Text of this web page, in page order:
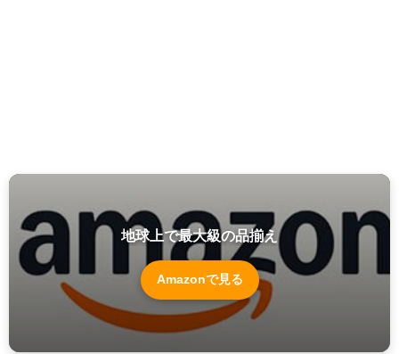
地球上で最大級の品揃え
Amazonで見る